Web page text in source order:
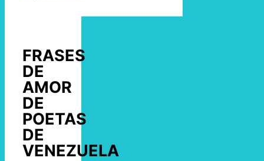
FRASES
DE
AMOR
DE
POETAS
DE
VENEZUELA